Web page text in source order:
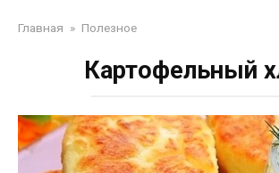
Главная » Полезное
Картофельный